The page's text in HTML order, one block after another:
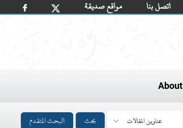
مواقع صديقة اتصل بنا
About
بحث البحث المتقدم